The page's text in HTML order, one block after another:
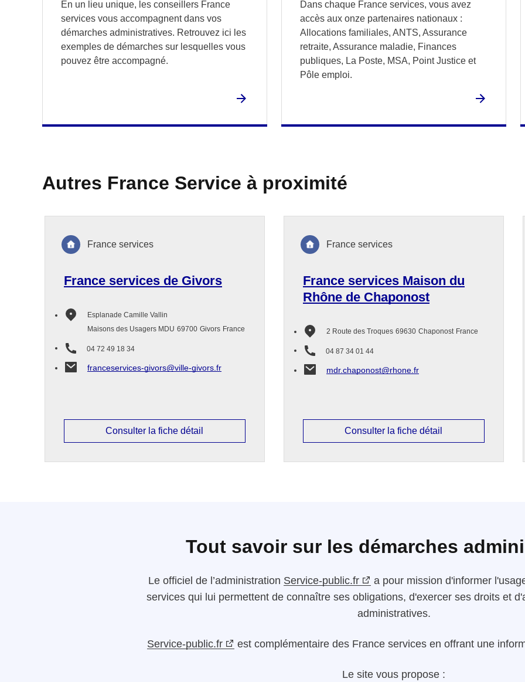
En un lieu unique, les conseillers France
services vous accompagnent dans vos
démarches administratives. Retrouvez ici les
exemples de démarches sur lesquelles vous
pouvez être accompagné.
Dans chaque France services, vous avez
accès aux onze partenaires nationaux :
Allocations familiales, ANTS, Assurance
retraite, Assurance maladie, Finances
publiques, La Poste, MSA, Point Justice et
Pôle emploi.
Autres France Service à proximité
France services de Givors
Esplanade Camille Vallin
Maisons des Usagers MDU 69700 Givors France
04 72 49 18 34
franceservices-givors@ville-givors.fr
France services
Consulter la fiche détail
France services Maison du
Rhône de Chaponost
2 Route des Troques 69630 Chaponost France
04 87 34 01 44
mdr.chaponost@rhone.fr
France services
Consulter la fiche détail
Tout savoir sur les démarches
Le officiel de l’administration Service-public.fr
a pour mission d'informer
services qui lui permettent de connaître ses obligations, d'exercer ses droits et
administratives.
Service-public.fr est complémentaire des France services en offrant une
Le site vous propose :